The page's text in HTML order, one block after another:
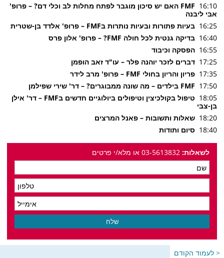
16:10
FMF האם יש סיכון מוגבר לפתח מחלות לב וכלי דם? – פרופ'
אבי ליבנה
16:25 בעיות פתורות ובעיות נותרות בFMF
– פרופ' אלדד בן-שטרית
16:40 בדיקה גנטית לכל חולה FMF
?
– פרופ' אלון פרס
16:55 הפסקה וכיבוד
17:25 דברים לזכר יוהנה פלר – עו"ד זאב הופמן
17:35 פריון והריון בחולי FMF
– פרופ' מרב לידר
17:50
FMF בילדים – מה שונה ממבוגרים? – דר' שירי שפילמן
18:05 טיפול בקולכיצין וטיפולים ביולוגיים חדשים בFMF
– דר' אילן
בן-צבי
18:20 שאלות ותשובות – פאנל המרצים
18:40 סיום ותודות
לשאלות: 03-5613832 או מלא/י פרטים
< לעמוד הקודם